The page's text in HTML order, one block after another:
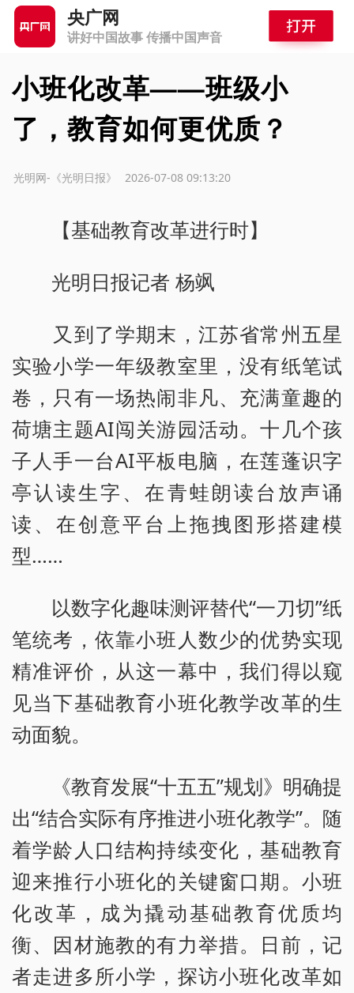
央广网
讲好中国故事 传播中国声音
小班化改革——班级小
了，教育如何更优质？
2026-07-08 09:13:20
光明网-《光明日报》
【基础教育改革进行时】
光明日报记者 杨飒
又到了学期末，江苏省常州五星
实验小学一年级教室里，没有纸笔试
卷，只有一场热闹非凡、充满童趣的
荷塘主题AI闯关游园活动。十几个孩
子人手一台AI平板电脑，在莲蓬识字
亭认读生字、在青蛙朗读台放声诵
读、在创意平台上拖拽图形搭建模
型……
以数字化趣味测评替代“一刀切”纸
笔统考，依靠小班人数少的优势实现
精准评价，从这一幕中，我们得以窥
见当下基础教育小班化教学改革的生
动面貌。
《教育发展“十五五”规划》明确提
出“结合实际有序推进小班化教学”。随
着学龄人口结构持续变化，基础教育
迎来推行小班化的关键窗口期。小班
化改革，成为撬动基础教育优质均
衡、因材施教的有力举措。日前，记
者走进多所小学，探访小班化改革如